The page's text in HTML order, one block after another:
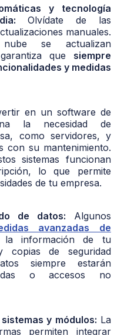
y tecnología
Olvídate de las
manuales.
se actualizan
que siempre
y medidas
en un software de
la necesidad de
como servidores, y
con su mantenimiento.
sistemas funcionan
lo que permite
de tu empresa.
de datos: Algunos
avanzadas de
la información de tu
copias de seguridad
siempre estarán
o accesos no
y módulos: La
permiten integrar